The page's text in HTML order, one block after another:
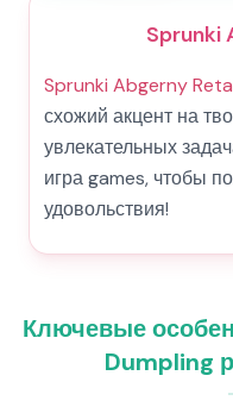
Sprunki
Sprunki Abgerny
схожий акцент на
увлекательных
игра games, чтобы
удовольствия!
Ключевые
Dumpling